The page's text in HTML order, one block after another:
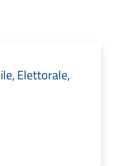
Elettorale,